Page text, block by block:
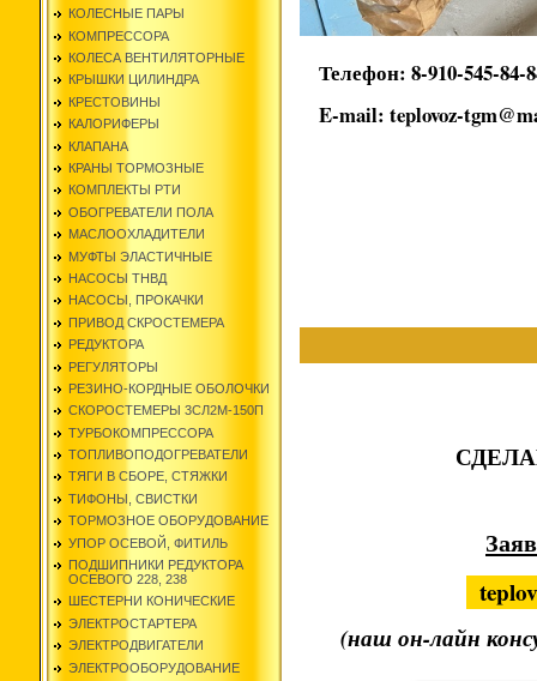
КОЛЕСНЫЕ ПАРЫ
КОМПРЕССОРА
КОЛЕСА ВЕНТИЛЯТОРНЫЕ
КРЫШКИ ЦИЛИНДРА
КРЕСТОВИНЫ
КАЛОРИФЕРЫ
КЛАПАНА
КРАНЫ ТОРМОЗНЫЕ
КОМПЛЕКТЫ РТИ
ОБОГРЕВАТЕЛИ ПОЛА
МАСЛООХЛАДИТЕЛИ
МУФТЫ ЭЛАСТИЧНЫЕ
НАСОСЫ ТНВД
НАСОСЫ, ПРОКАЧКИ
ПРИВОД СКРОСТЕМЕРА
РЕДУКТОРА
РЕГУЛЯТОРЫ
РЕЗИНО-КОРДНЫЕ ОБОЛОЧКИ
СКОРОСТЕМЕРЫ 3СЛ2М-150П
ТУРБОКОМПРЕССОРА
ТОПЛИВОПОДОГРЕВАТЕЛИ
ТЯГИ В СБОРЕ, СТЯЖКИ
ТИФОНЫ, СВИСТКИ
ТОРМОЗНОЕ ОБОРУДОВАНИЕ
УПОР ОСЕВОЙ, ФИТИЛЬ
ПОДШИПНИКИ РЕДУКТОРА
ОСЕВОГО 228, 238
ШЕСТЕРНИ КОНИЧЕСКИЕ
ЭЛЕКТРОСТАРТЕРА
ЭЛЕКТРОДВИГАТЕЛИ
ЭЛЕКТРООБОРУДОВАНИЕ
Телефон: 8-910-545-84-
E-mail: teplovoz-
(наш он-лайн